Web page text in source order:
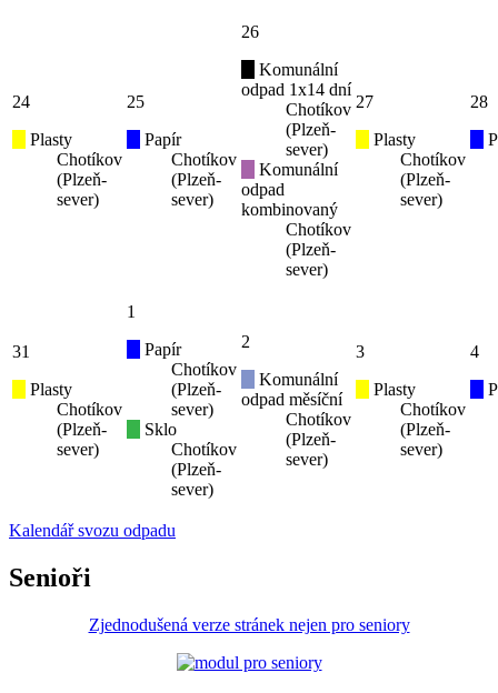
24
Plasty
Chotíkov
(Plzeň-
sever)
25
Papír
Chotíkov
(Plzeň-
sever)
26
Komunální
odpad 1x14 dní
Chotíkov
(Plzeň-
sever)
Komunální
odpad
kombinovaný
Chotíkov
(Plzeň-
sever)
27
Plasty
Chotíkov
(Plzeň-
sever)
28
31
Plasty
Chotíkov
(Plzeň-
sever)
1
Papír
Chotíkov
(Plzeň-
sever)
Sklo
Chotíkov
(Plzeň-
sever)
2
Komunální
odpad měsíční
Chotíkov
(Plzeň-
sever)
3
Plasty
Chotíkov
(Plzeň-
sever)
4
Kalendář svozu odpadu
Senioři
Zjednodušená verze stránek nejen pro seniory